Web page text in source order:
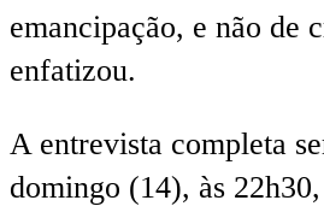
emancipação, e não de
enfatizou.
A entrevista completa
domingo (14), às